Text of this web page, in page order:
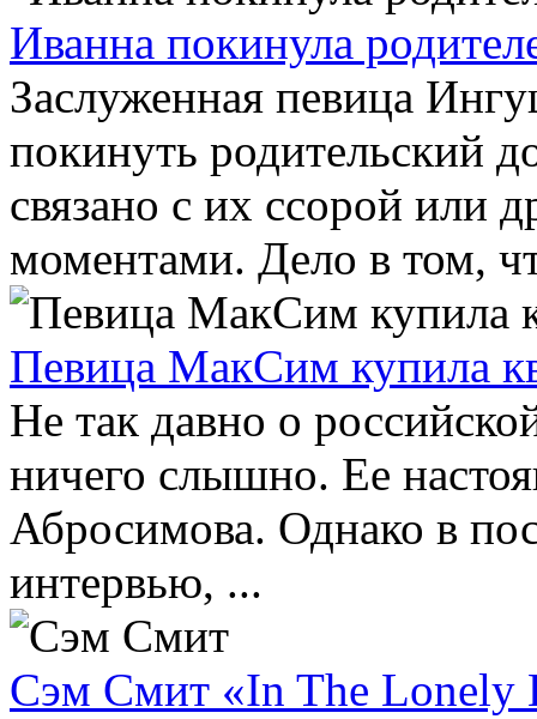
Иванна покинула
Заслуженная певица
покинуть родительский
связано с их ссорой или
моментами. Дело в том,
Певица МакСим купила
Не так давно о
ничего слышно. Ее
Абросимова. Однако в
интервью, ...
Сэм Смит «In The Lonely